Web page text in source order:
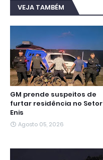
b
o
t
e
A
p
r
VEJA TAMBÉM
GM prende suspeitos de
furtar residência no Setor
Enis
Agosto 05, 2026